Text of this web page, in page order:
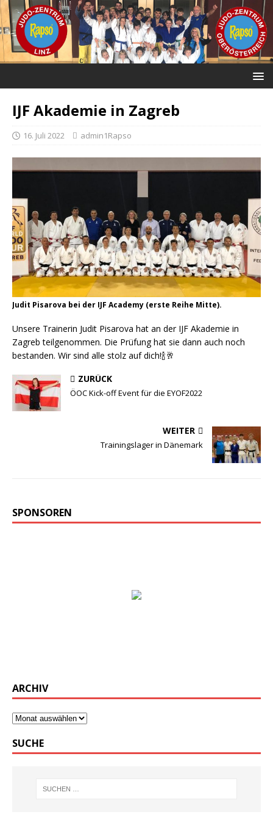
IJF Akademie in Zagreb
16. Juli 2022 admin1Rapso
Judit Pisarova bei der IJF Academy (erste Reihe Mitte).
Unsere Trainerin Judit Pisarova hat an der IJF Akademie in
Zagreb teilgenommen. Die Prüfung hat sie dann auch noch
bestanden. Wir sind alle stolz auf dich!🍾🥂
ZURÜCK
ÖOC Kick-off Event für die EYOF2022
WEITER
Trainingslager in Dänemark
SPONSOREN
ARCHIV
SUCHE